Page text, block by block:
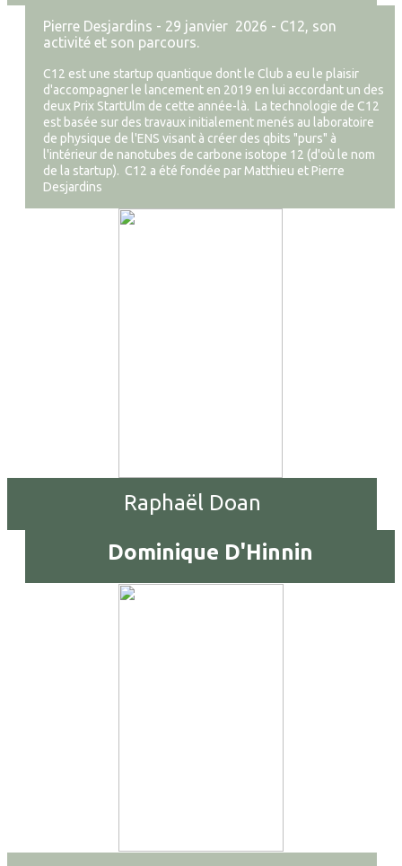
Pierre Desjardins - 29 janvier 2026 - C12, son
activité et son parcours.
C12 est une startup quantique dont le Club a eu le plaisir
d'accompagner le lancement en 2019 en lui accordant un des
deux Prix StartUlm de cette année-là. La technologie de C12
est basée sur des travaux initialement menés au laboratoire
de physique de l'ENS visant à créer des qbits "purs" à
l'intérieur de nanotubes de carbone isotope 12 (d'où le nom
de la startup). C12 a été fondée par Matthieu et Pierre
Desjardins
Raphaël Doan
Dominique D'Hinnin